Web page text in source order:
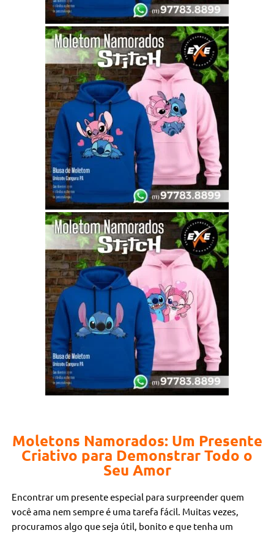
Moletons Namorados: Um Presente
Criativo para Demonstrar Todo o
Seu Amor
Encontrar um presente especial para surpreender quem
você ama nem sempre é uma tarefa fácil. Muitas vezes,
procuramos algo que seja útil, bonito e que tenha um